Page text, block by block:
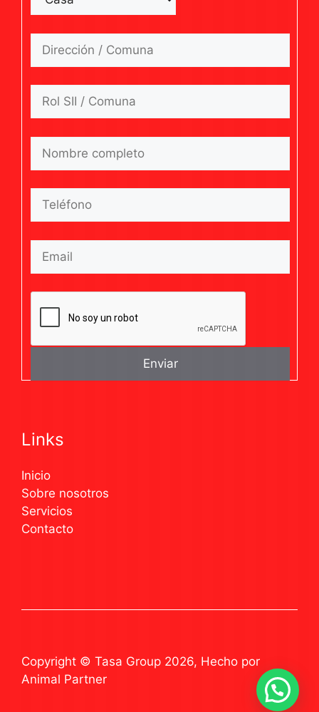
Links
Inicio
Sobre nosotros
Servicios
Contacto
Copyright © Tasa Group 2026, Hecho por
Animal Partner